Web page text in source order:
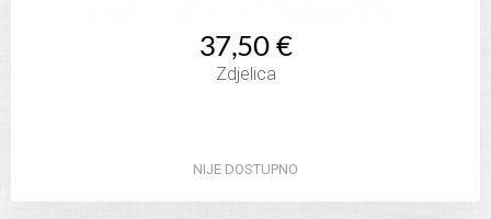
37,50 €
Zdjelica
NIJE DOSTUPNO